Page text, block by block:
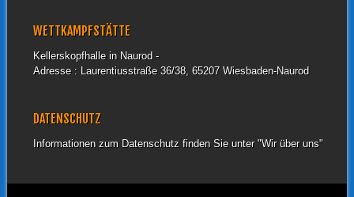
WETTKAMPFSTÄTTE
Kellerskopfhalle in Naurod -
Adresse : Laurentiusstraße 36/38, 65207 Wiesbaden-Naurod
DATENSCHUTZ
Informationen zum Datenschutz finden Sie unter "Wir über uns"